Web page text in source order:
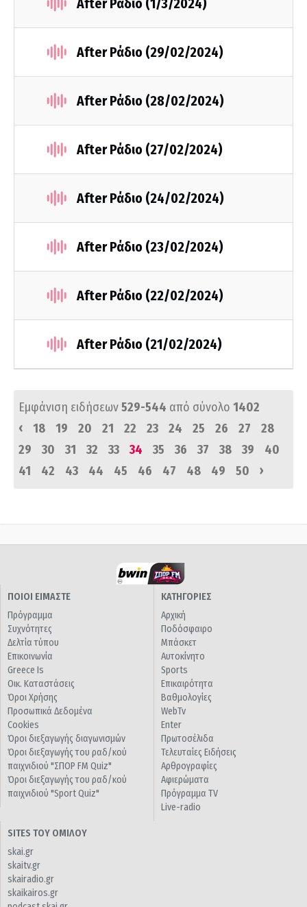
After Ράδιο (1/3/2024)
After Ράδιο (29/02/2024)
After Ράδιο (28/02/2024)
After Ράδιο (27/02/2024)
After Ράδιο (24/02/2024)
After Ράδιο (23/02/2024)
After Ράδιο (22/02/2024)
After Ράδιο (21/02/2024)
Εμφάνιση ειδήσεων529-544 από σύνολο 1402
‹
18 19 20 21 22 23 24 25 26 27
28
29
30 31 32 33 34 35 36 37 38 39
40
41
42 43 44 45 46 47 48 49 50 ›
ΠΟΙΟΙ ΕΙΜΑΣΤΕ
Πρόγραμμα
Συχνότητες
Δελτία τύπου
Επικοινωνία
Greece Is
Οικ. Καταστάσεις
Όροι Χρήσης
Προσωπικά Δεδομένα
Cookies
Όροι διεξαγωγής διαγωνισμών
Όροι διεξαγωγής του ραδ/κού
παιχνιδιού "ΣΠΟΡ FM Quiz"
Όροι διεξαγωγής του ραδ/κού
παιχνιδιού "Sport Quiz"
ΚΑΤΗΓΟΡΙΕΣ
Αρχική
Ποδόσφαιρο
Μπάσκετ
Αυτοκίνητο
Sports
Επικαιρότητα
Βαθμολογίες
WebTv
Enter
Πρωτοσέλιδα
Τελευταίες Ειδήσεις
Αρθρογραφίες
Αφιερώματα
Πρόγραμμα TV
Live-radio
SITES ΤΟΥ ΟΜΙΛΟΥ
skai.gr
skaitv.gr
skairadio.gr
skaikairos.gr